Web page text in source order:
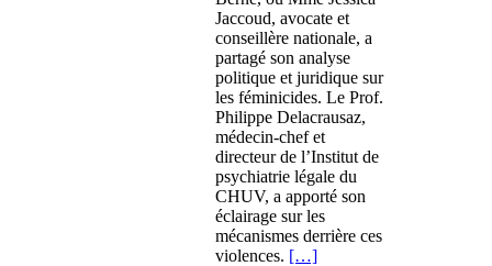
Jaccoud, avocate et
conseillère nationale, a
partagé son analyse
politique et juridique sur
les féminicides. Le Prof.
Philippe Delacrausaz,
médecin-chef et
directeur de l’Institut de
psychiatrie légale du
CHUV, a apporté son
éclairage sur les
mécanismes derrière ces
violences. […]